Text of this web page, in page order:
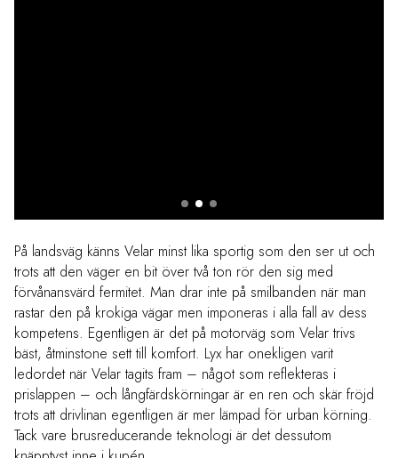
På landsväg känns Velar minst lika sportig som den ser ut och
trots att den väger en bit över två ton rör den sig med
förvånansvärd fermitet. Man drar inte på smilbanden när man
rastar den på krokiga vägar men imponeras i alla fall av dess
kompetens. Egentligen är det på motorväg som Velar trivs
bäst, åtminstone sett till komfort. Lyx har onekligen varit
ledordet när Velar tagits fram – något som reflekteras i
prislappen – och långfärdskörningar är en ren och skär fröjd
trots att drivlinan egentligen är mer lämpad för urban körning.
Tack vare brusreducerande teknologi är det dessutom